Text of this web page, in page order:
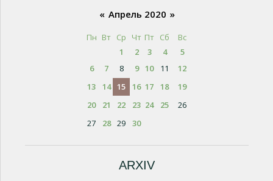
« Апрель 2020 »
Пн Вт Ср Чт Пт Сб
Вс
1
2 3 4
5
6
7 8 9 10 11
12
13
14 15 16 17 18
19
20
21 22 23 24 25
26
27
28 29 30
ARXIV